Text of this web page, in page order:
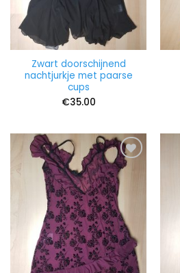
Zwart doorschijnend
nachtjurkje met paarse
cups
€35.00